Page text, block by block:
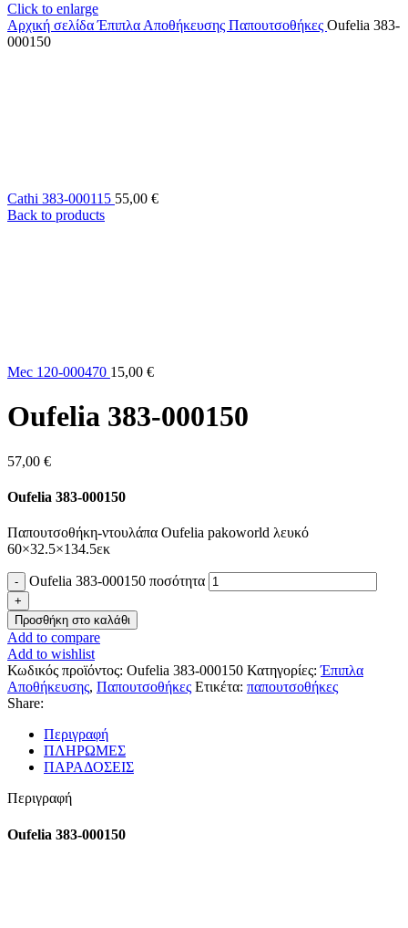
Click to enlarge
Αρχική σελίδαΈπιπλα Αποθήκευσης Παπουτσοθήκες Oufelia 383-
000150
Cathi 383-000115 55,00 €
Back to products
Mec 120-000470 15,00 €
Oufelia 383-000150
57,00 €
Oufelia 383-000150
Παπουτσοθήκη-ντουλάπα Oufelia pakoworld λευκό
60×32.5×134.5εκ
Oufelia 383-000150 ποσότητα
Προσθήκη στο καλάθι
Add to compare
Add to wishlist
Κωδικός προϊόντος: Oufelia 383-000150 Κατηγορίες: Έπιπλα
Αποθήκευσης, Παπουτσοθήκες Ετικέτα: παπουτσοθήκες
Share:
Περιγραφή
ΠΛΗΡΩΜΕΣ
ΠΑΡΑΔΟΣΕΙΣ
Περιγραφή
Oufelia 383-000150